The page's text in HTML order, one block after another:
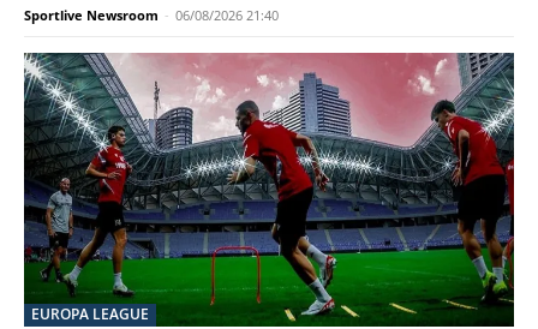
Sportlive Newsroom - 06/08/2026 21:40
EUROPA LEAGUE